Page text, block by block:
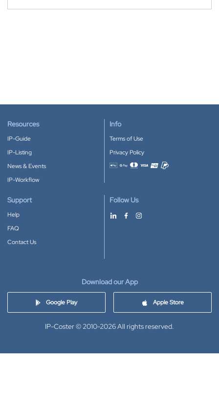
Resources
IP-Guide
IP-Listing
News & Events
IP-Workflow
Info
Terms of Use
Privacy Policy
Accepted payment methods
Support
Help
FAQ
Contact Us
Follow Us
Download our App
Google Play Apple Store
IP-Coster © 2010-2026All rights reserved.